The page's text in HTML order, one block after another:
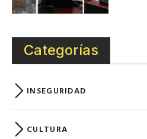
Categorías
INSEGURIDAD
CULTURA